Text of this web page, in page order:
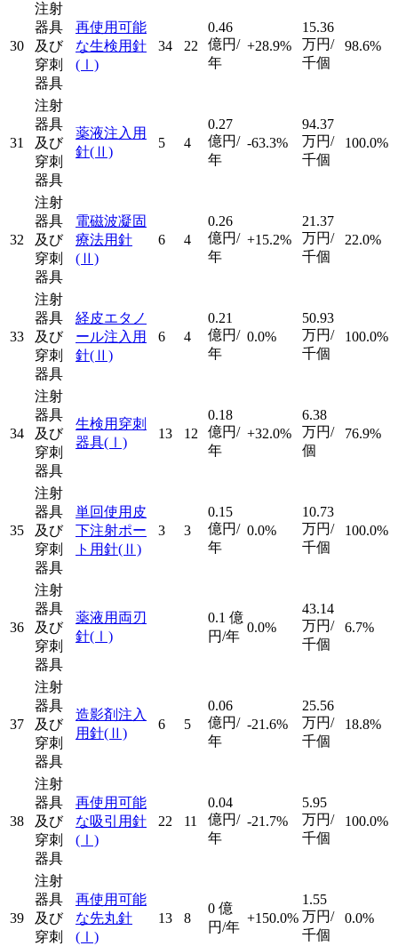
30
注射
器具
及び
穿刺
器具
再使用可能
な生検用針
(Ⅰ)
34 22
0.46
億円/
年
+28.9%
15.36
万円/
千個
98.6%
31
注射
器具
及び
穿刺
器具
薬液注入用
針(Ⅱ)
5 4
0.27
億円/
年
-63.3%
94.37
万円/
千個
100.0%
32
注射
器具
及び
穿刺
器具
電磁波凝固
療法用針
(Ⅱ)
6 4
0.26
億円/
年
+15.2%
21.37
万円/
千個
22.0%
33
注射
器具
及び
穿刺
器具
経皮エタノ
ール注入用
針(Ⅱ)
6 4
0.21
億円/
年
0.0%
50.93
万円/
千個
100.0%
34
注射
器具
及び
穿刺
器具
生検用穿刺
器具(Ⅰ)
13 12
0.18
億円/
年
+32.0%
6.38
万円/
個
76.9%
35
注射
器具
及び
穿刺
器具
単回使用皮
下注射ポー
ト用針(Ⅱ)
3 3
0.15
億円/
年
0.0%
10.73
万円/
千個
100.0%
36
注射
器具
及び
穿刺
器具
薬液用両刃
針(Ⅰ)
0.1 億
円/年
0.0%
43.14
万円/
千個
6.7%
37
注射
器具
及び
穿刺
器具
造影剤注入
用針(Ⅱ)
6 5
0.06
億円/
年
-21.6%
25.56
万円/
千個
18.8%
38
注射
器具
及び
穿刺
器具
再使用可能
な吸引用針
(Ⅰ)
22 11
0.04
億円/
年
-21.7%
5.95
万円/
千個
100.0%
39
注射
器具
及び
穿刺
再使用可能
な先丸針
(Ⅰ)
13 8
0 億
円/年
+150.0%
1.55
万円/
千個
0.0%